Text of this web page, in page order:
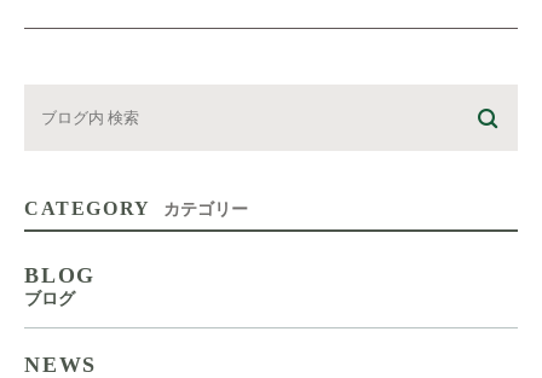
CATEGORY カテゴリー
BLOG
ブログ
NEWS